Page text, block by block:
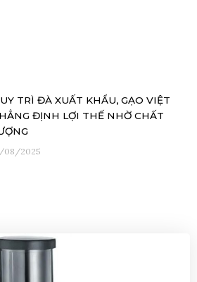
TRÌ ĐÀ XUẤT KHẨU, GẠO VIỆT
ĐỊNH LỢI THẾ NHỜ CHẤT
08/2025